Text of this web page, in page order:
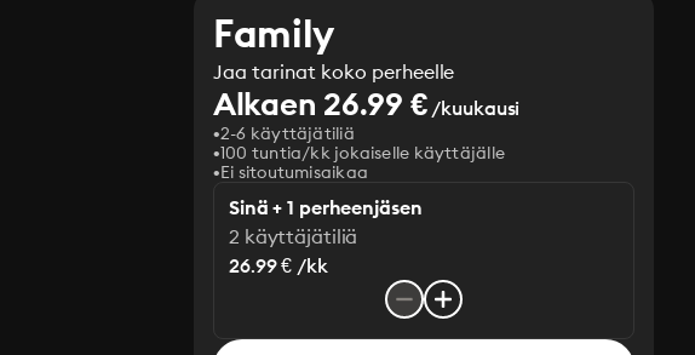
Family
Jaa tarinat koko perheelle
Alkaen 26.99 €/kuukausi
2-6 käyttäjätiliä
100 tuntia/kk jokaiselle käyttäjälle
Ei sitoutumisaikaa
Sinä + 1 perheenjäsen
2 käyttäjätiliä
26.99 € /kk